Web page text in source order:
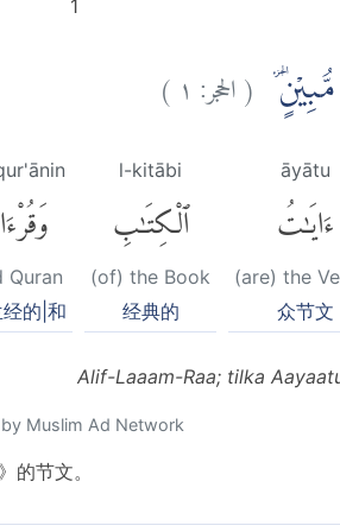
1
۔ (الحجر: ١ )
āyātu
ءَايَٰتُ
(are) the
众节文
l-kitābi
ٱلْكِتَٰبِ
(of) the Book
经典的
Quran
的|和
Alif-Laaam-Raa; tilka
Muslim Ad Network
节文。